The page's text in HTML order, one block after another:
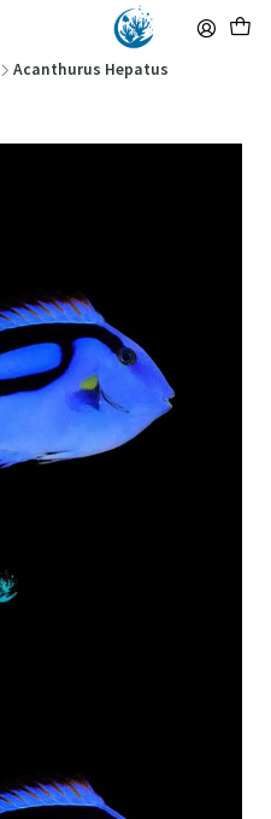
149,90€ (Envio extresso: 14,90€)
Acanthurus Hepatus